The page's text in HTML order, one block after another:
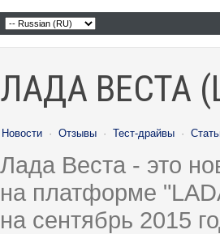
ЛАДА ВЕСТА
Новости · Отзывы · Тест-драйвы ·
Лада Веста - это
на платформе
на сентябрь 2015